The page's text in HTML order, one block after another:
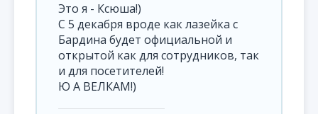
Это я - Ксюша!)
С 5 декабря вроде как лазейка с
Бардина будет официальной и
открытой как для сотрудников, так
и для посетителей!
Ю А ВЕЛКАМ!)